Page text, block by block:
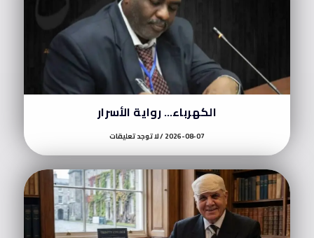
الكهرباء… رواية الأسرار
2026-08-07 لا توجد تعليقات